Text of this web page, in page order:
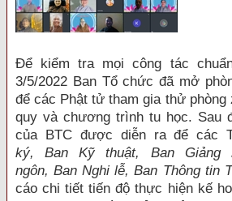
Để kiểm tra mọi công tác
3/5/2022 Ban Tổ chức đã mở
để các Phật tử tham gia thử phòng
quy và chương trình tu học. Sau
của BTC được diễn ra để các
ký, Ban Kỹ thuật, Ban Giảng
ngôn,Ban Nghi lễ,Ban Thông tin
cáo chi tiết tiến độ thực hiện kế